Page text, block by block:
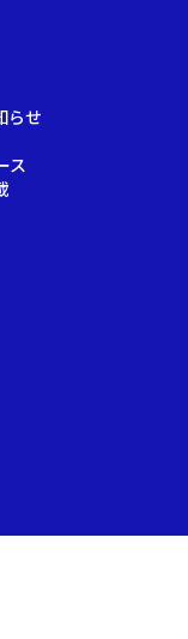
らせ
ス